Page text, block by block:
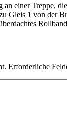
einer Treppe,
Gleis 1 von der
Erforderliche